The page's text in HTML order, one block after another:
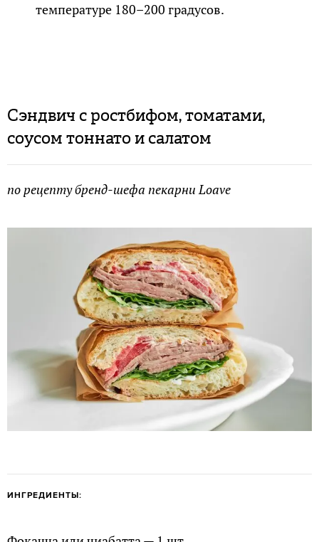
температуре 180–200 градусов.
Сэндвич с ростбифом, томатами,
соусом тоннато и салатом
по рецепту бренд-шефа пекарни Loave
ИНГРЕДИЕНТЫ: